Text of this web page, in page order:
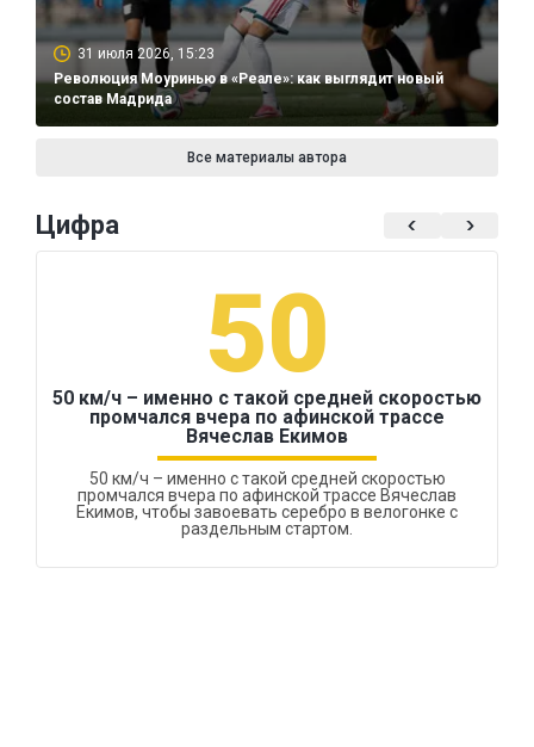
31 июля 2026, 15:23
Революция Моуринью в «Реале»: как выглядит новый
состав Мадрида
Все материалы автора
Цифра
50
50 км/ч – именно с такой средней скоростью
промчался вчера по афинской трассе
Вячеслав Екимов
50 км/ч – именно с такой средней скоростью
промчался вчера по афинской трассе Вячеслав
Екимов, чтобы завоевать серебро в велогонке с
раздельным стартом.